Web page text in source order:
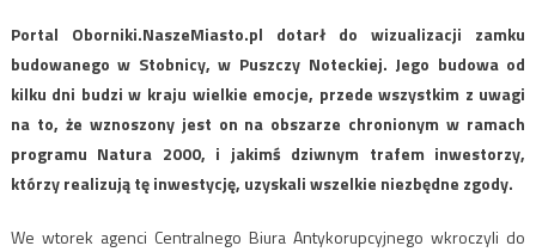
Portal Oborniki.NaszeMiasto.pl dotarł do wizualizacji zamku
budowanego w Stobnicy, w Puszczy Noteckiej. Jego budowa od
kilku dni budzi w kraju wielkie emocje, przede wszystkim z uwagi
na to, że wznoszony jest on na obszarze chronionym w ramach
programu Natura 2000, i jakimś dziwnym trafem inwestorzy,
którzy realizują tę inwestycję, uzyskali wszelkie niezbędne zgody.
We wtorek agenci Centralnego Biura Antykorupcyjnego wkroczyli do